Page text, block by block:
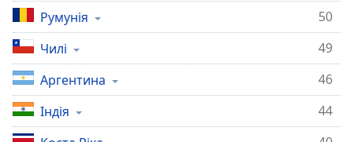
Румунія
50
Чилі
49
Аргентина
46
Індія
44